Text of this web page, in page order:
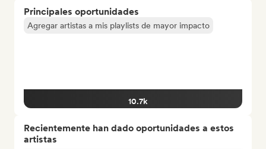
Principales oportunidades
Agregar artistas a mis playlists de mayor impacto
10.7k
Recientemente han dado oportunidades a estos
artistas